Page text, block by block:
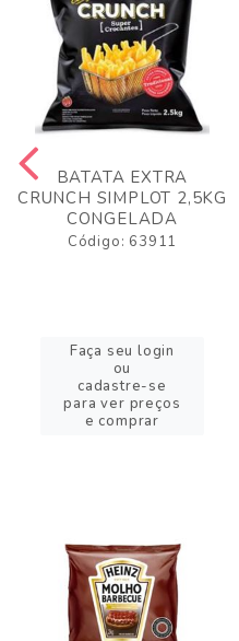
BATATA EXTRA
CRUNCH SIMPLOT 2,5KG
CONGELADA
Código: 63911
Faça seu login
ou
cadastre-se
para ver preços
e comprar